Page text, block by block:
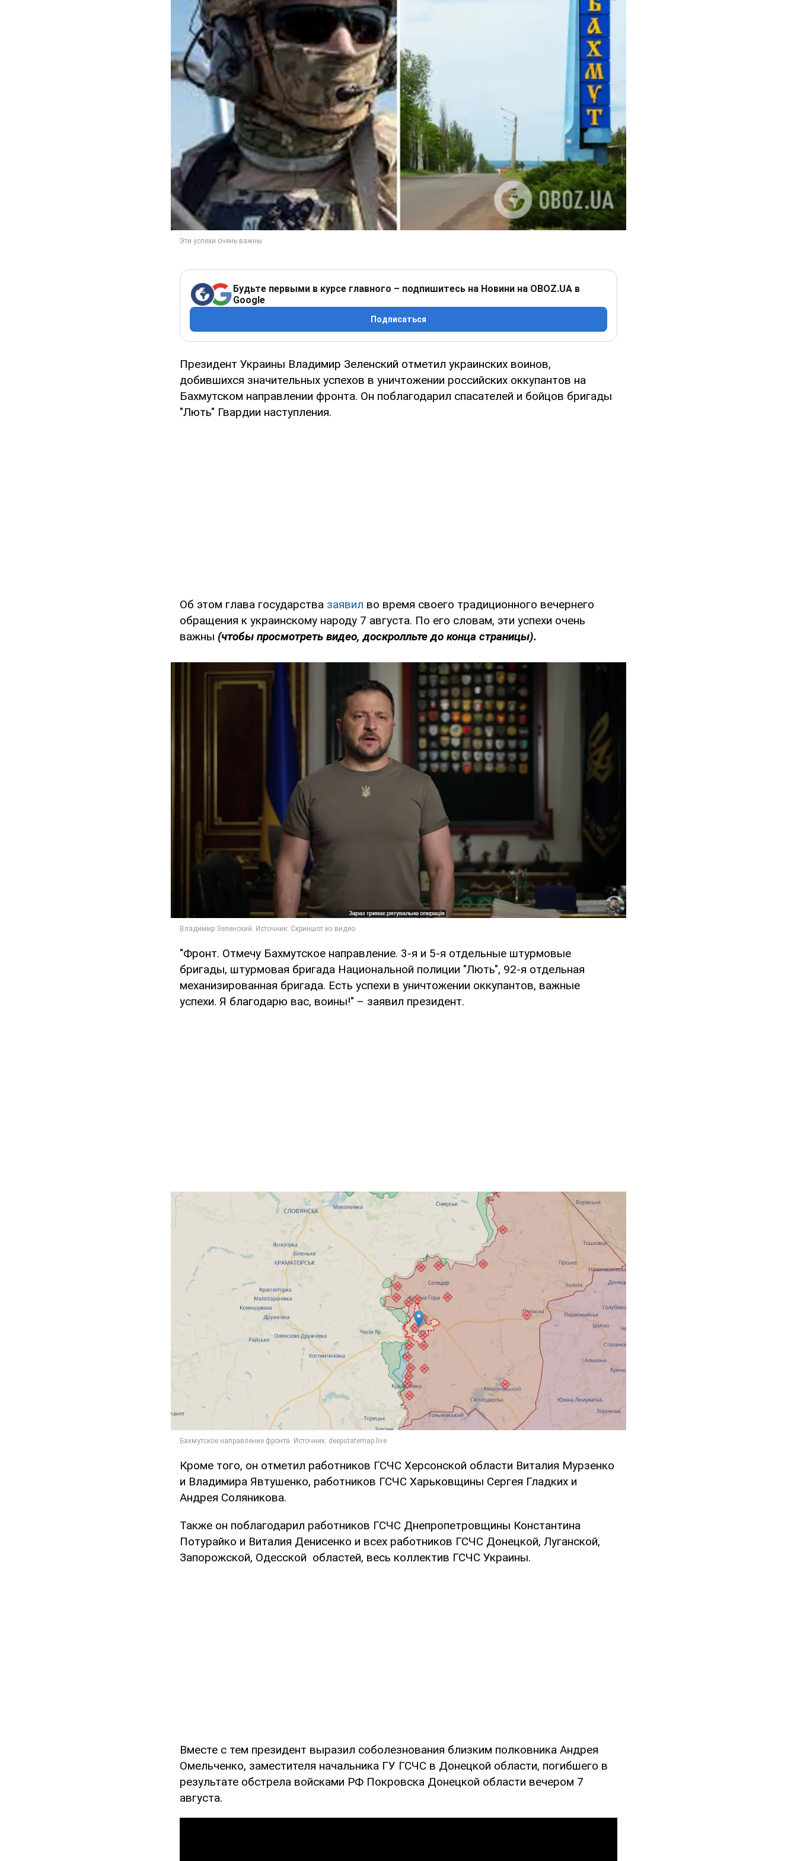
Будьте первыми в курсе главного – подпишитесь на Новини на OBOZ.UA в
Google
Подписаться
Президент Украины Владимир Зеленский отметил украинских воинов,
добившихся значительных успехов в уничтожении российских оккупантов на
Бахмутском направлении фронта. Он поблагодарил спасателей и бойцов бригады
"Лють" Гвардии наступления.
Об этом глава государства заявил во время своего традиционного вечернего
обращения к украинскому народу 7 августа. По его словам, эти успехи очень
важны (чтобы просмотреть видео, доскролльте до конца страницы).
"Фронт. Отмечу Бахмутское направление. 3-я и 5-я отдельные штурмовые
бригады, штурмовая бригада Национальной полиции "Лють", 92-я отдельная
механизированная бригада. Есть успехи в уничтожении оккупантов, важные
успехи. Я благодарю вас, воины!" – заявил президент.
Кроме того, он отметил работников ГСЧС Херсонской области Виталия Мурзенко
и Владимира Явтушенко, работников ГСЧС Харьковщины Сергея Гладких и
Андрея Соляникова.
Также он поблагодарил работников ГСЧС Днепропетровщины Константина
Потурайко и Виталия Денисенко и всех работников ГСЧС Донецкой, Луганской,
Запорожской, Одесской областей, весь коллектив ГСЧС Украины.
Вместе с тем президент выразил соболезнования близким полковника Андрея
Омельченко, заместителя начальника ГУ ГСЧС в Донецкой области, погибшего в
результате обстрела войсками РФ Покровска Донецкой области вечером 7
августа.